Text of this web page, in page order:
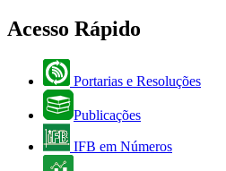
Acesso Rápido
Portarias e Resoluções
Publicações
IFB em Números